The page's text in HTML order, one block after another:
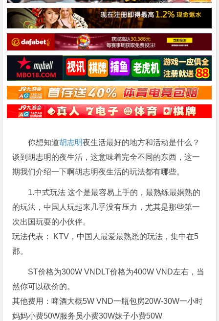
你想知道胡志明夜生活最好的地方和活动是什么？
谈到胡志明的夜生活，这意味着完全不同的东西，这一
期我们介绍一下啊胡志明夜生活的玩法都有哪些。
1.中式玩法 这个是最容易上手的，最熟练最娴熟的
的玩法，中国人玩起来几乎没有压力，尤其是那些第一
次出国玩耍的小伙伴。
玩法代表： KTV，中国人最爱最熟悉的玩法，集中在5
郡。
ST价格为300W VNDLT价格为400W VND左右，当
然你可以砍价的。
其他费用：啤酒大概5W VND一瓶包房20W-30W一小时
妈妈小费50W服务员小费30W妹子小费50W